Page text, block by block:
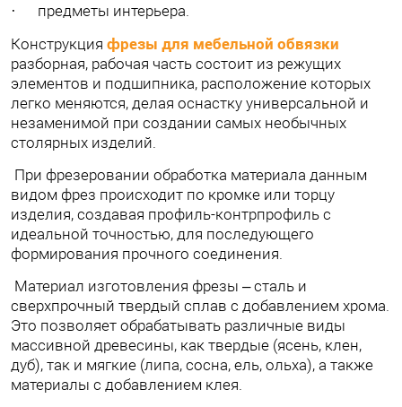
· предметы интерьера.
Конструкция фрезы для мебельной обвязки
разборная, рабочая часть состоит из режущих
элементов и подшипника, расположение которых
легко меняются, делая оснастку универсальной и
незаменимой при создании самых необычных
столярных изделий.
При фрезеровании обработка материала данным
видом фрез происходит по кромке или торцу
изделия, создавая профиль-контрпрофиль с
идеальной точностью, для последующего
формирования прочного соединения.
Материал изготовления фрезы – сталь и
сверхпрочный твердый сплав с добавлением хрома.
Это позволяет обрабатывать различные виды
массивной древесины, как твердые (ясень, клен,
дуб), так и мягкие (липа, сосна, ель, ольха), а также
материалы с добавлением клея.